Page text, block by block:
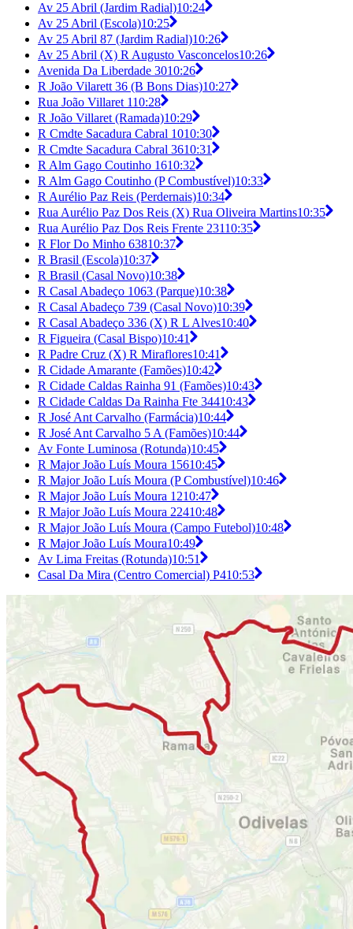
Av 25 Abril (Jardim Radial)10:24
Av 25 Abril (Escola)10:25
Av 25 Abril 87 (Jardim Radial)10:26
Av 25 Abril (X) R Augusto Vasconcelos10:26
Avenida Da Liberdade 3010:26
R João Vilarett 36 (B Bons Dias)10:27
Rua João Villaret 110:28
R João Villaret (Ramada)10:29
R Cmdte Sacadura Cabral 1010:30
R Cmdte Sacadura Cabral 3610:31
R Alm Gago Coutinho 1610:32
R Alm Gago Coutinho (P Combustível)10:33
R Aurélio Paz Reis (Perdernais)10:34
Rua Aurélio Paz Dos Reis (X) Rua Oliveira Martins10:35
Rua Aurélio Paz Dos Reis Frente 23110:35
R Flor Do Minho 63810:37
R Brasil (Escola)10:37
R Brasil (Casal Novo)10:38
R Casal Abadeço 1063 (Parque)10:38
R Casal Abadeço 739 (Casal Novo)10:39
R Casal Abadeço 336 (X) R L Alves10:40
R Figueira (Casal Bispo)10:41
R Padre Cruz (X) R Miraflores10:41
R Cidade Amarante (Famões)10:42
R Cidade Caldas Rainha 91 (Famões)10:43
R Cidade Caldas Da Rainha Fte 34410:43
R José Ant Carvalho (Farmácia)10:44
R José Ant Carvalho 5 A (Famões)10:44
Av Fonte Luminosa (Rotunda)10:45
R Major João Luís Moura 15610:45
R Major João Luís Moura (P Combustível)10:46
R Major João Luís Moura 1210:47
R Major João Luís Moura 22410:48
R Major João Luís Moura (Campo Futebol)10:48
R Major João Luís Moura10:49
Av Lima Freitas (Rotunda)10:51
Casal Da Mira (Centro Comercial) P410:53